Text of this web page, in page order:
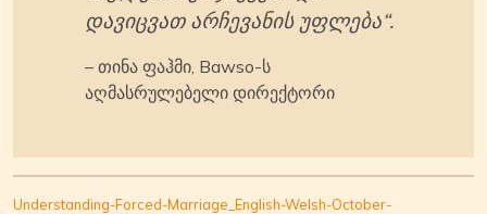
დავიცვათ არჩევანის უფლება“.
– თინა ფაჰმი, Bawso-ს
აღმასრულებელი დირექტორი
Understanding-Forced-Marriage_English-Welsh-October-